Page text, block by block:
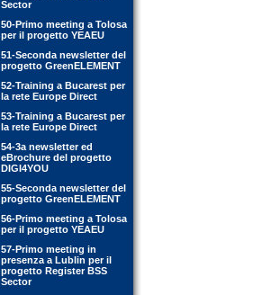
Sector
50-Primo meeting a Tolosa
per il progetto YEAEU
51-Seconda newsletter del
progetto GreenELEMENT
52-Training a Bucarest per
la rete Europe Direct
53-Training a Bucarest per
la rete Europe Direct
54-3a newsletter ed
eBrochure del progetto
DIGI4YOU
55-Seconda newsletter del
progetto GreenELEMENT
56-Primo meeting a Tolosa
per il progetto YEAEU
57-Primo meeting in
presenza a Lublin per il
progetto Register BSS
Sector